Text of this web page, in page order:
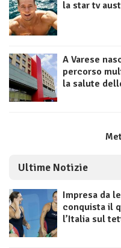
la star tv
A Varese
percorso
la salute
Ultime Notizie
Impresa da
conquista il
l’Italia sul